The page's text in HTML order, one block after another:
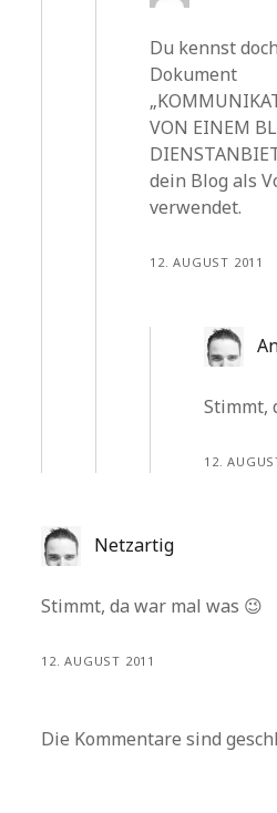
Du kennst
Dokument
VON EINEM
dein Blog als
verwendet.
12. AUGUST 2011
Stimmt,
12.
Netzartig
Stimmt, da war mal was 😉
12. AUGUST 2011
Die Kommentare sind